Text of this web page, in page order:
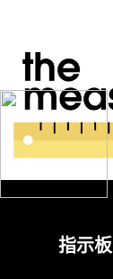
指示板